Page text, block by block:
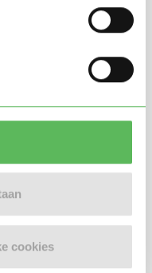
cookies
opgericht
te